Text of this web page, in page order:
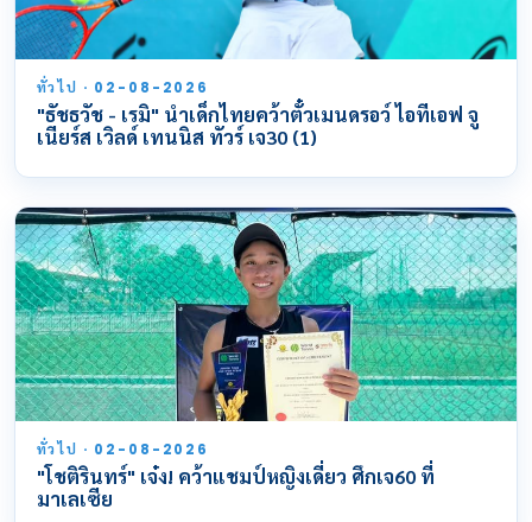
ทั่วไป · 02-08-2026
"ธัชธวัช - เรมิ" นำเด็กไทยคว้าตั๋วเมนดรอว์ ไอทีเอฟ จู
เนียร์ส เวิลด์ เทนนิส ทัวร์ เจ30 (1)
ทั่วไป · 02-08-2026
"โชติรินทร์" เจ๋ง! คว้าแชมป์หญิงเดี่ยว ศึกเจ60 ที่
มาเลเซีย